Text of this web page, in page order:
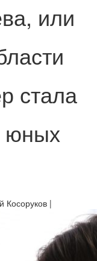
или
стала
юных
Косоруков |